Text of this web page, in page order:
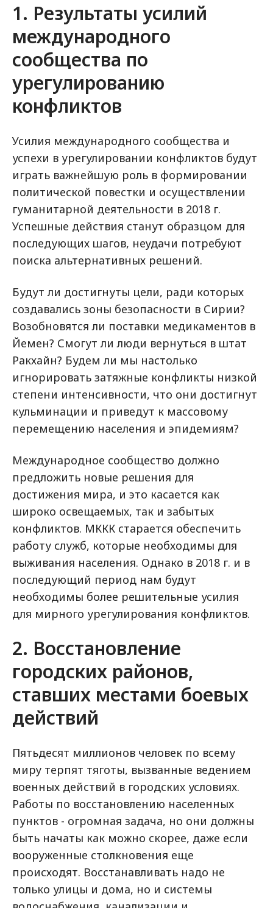
1. Результаты усилий
международного
сообщества по
урегулированию
конфликтов
Усилия международного сообщества и
успехи в урегулировании конфликтов будут
играть важнейшую роль в формировании
политической повестки и осуществлении
гуманитарной деятельности в 2018 г.
Успешные действия станут образцом для
последующих шагов, неудачи потребуют
поиска альтернативных решений.
Будут ли достигнуты цели, ради которых
создавались зоны безопасности в Сирии?
Возобновятся ли поставки медикаментов в
Йемен? Смогут ли люди вернуться в штат
Ракхайн? Будем ли мы настолько
игнорировать затяжные конфликты низкой
степени интенсивности, что они достигнут
кульминации и приведут к массовому
перемещению населения и эпидемиям?
Международное сообщество должно
предложить новые решения для
достижения мира, и это касается как
широко освещаемых, так и забытых
конфликтов. МККК старается обеспечить
работу служб, которые необходимы для
выживания населения. Однако в 2018 г. и в
последующий период нам будут
необходимы более решительные усилия
для мирного урегулирования конфликтов.
2. Восстановление
городских районов,
ставших местами боевых
действий
Пятьдесят миллионов человек по всему
миру терпят тяготы, вызванные ведением
военных действий в городских условиях.
Работы по восстановлению населенных
пунктов - огромная задача, но они должны
быть начаты как можно скорее, даже если
вооруженные столкновения еще
происходят. Восстанавливать надо не
только улицы и дома, но и системы